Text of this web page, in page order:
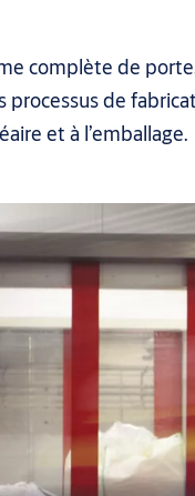
complète de
de
et à l’emballage.